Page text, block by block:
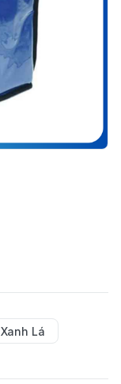
Xanh Lá